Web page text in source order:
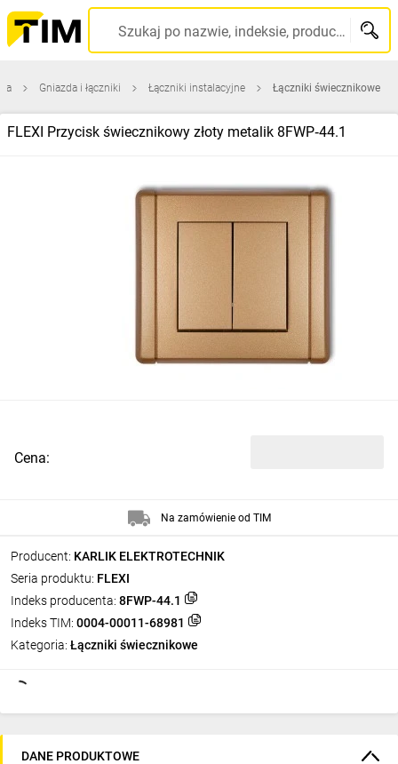
Szukaj po nazwie, indeksie, producencie, kodzie kreskowym...
Gniazda i łączniki Łączniki instalacyjne Łączniki świecznikowe
FLEXI Przycisk świecznikowy złoty metalik 8FWP‑44.1
Producent: KARLIK ELEKTROTECHNIK
Seria produktu: FLEXI
Indeks producenta: 8FWP-44.1
Indeks TIM: 0004-00011-68981
Kategoria: Łączniki świecznikowe
Cena:
Na zamówienie od TIM
DANE PRODUKTOWE